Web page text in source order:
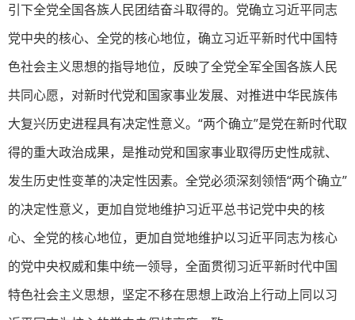
引下全党全国各族人民团结奋斗取得的。党确立习近平同志
党中央的核心、全党的核心地位，确立习近平新时代中国特
色社会主义思想的指导地位，反映了全党全军全国各族人民
共同心愿，对新时代党和国家事业发展、对推进中华民族伟
大复兴历史进程具有决定性意义。“两个确立”是党在新时代取
得的重大政治成果，是推动党和国家事业取得历史性成就、
发生历史性变革的决定性因素。全党必须深刻领悟“两个确立”
的决定性意义，更加自觉地维护习近平总书记党中央的核
心、全党的核心地位，更加自觉地维护以习近平同志为核心
的党中央权威和集中统一领导，全面贯彻习近平新时代中国
特色社会主义思想，坚定不移在思想上政治上行动上同以习